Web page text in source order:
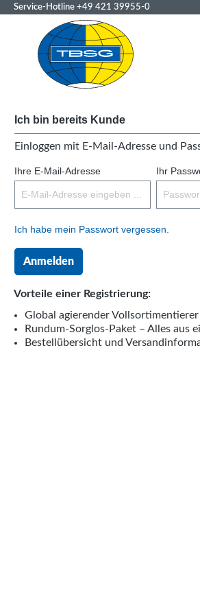
Service-Hotline +49 421 39955-0
Ich bin bereits Kunde
Einloggen mit E-Mail-Adresse und
Ihre E-Mail-Adresse Ihr
Ich habe mein Passwort vergessen.
Anmelden
Vorteile einer Registrierung:
Global agierender Vollsortimentierer
Rundum-Sorglos-Paket – Alles aus
Bestellübersicht und